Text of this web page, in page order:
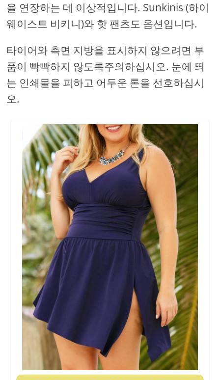
을 연장하는 데 이상적입니다. Sunkinis (하이
웨이스트 비키니)와 핫 팬츠도 옵션입니다.
타이어와 측면 지방을 표시하지 않으려면 부
품이 빡빡하지 않도록주의하십시오. 눈에 띄
는 인쇄물을 피하고 어두운 톤을 선호하십시
오.